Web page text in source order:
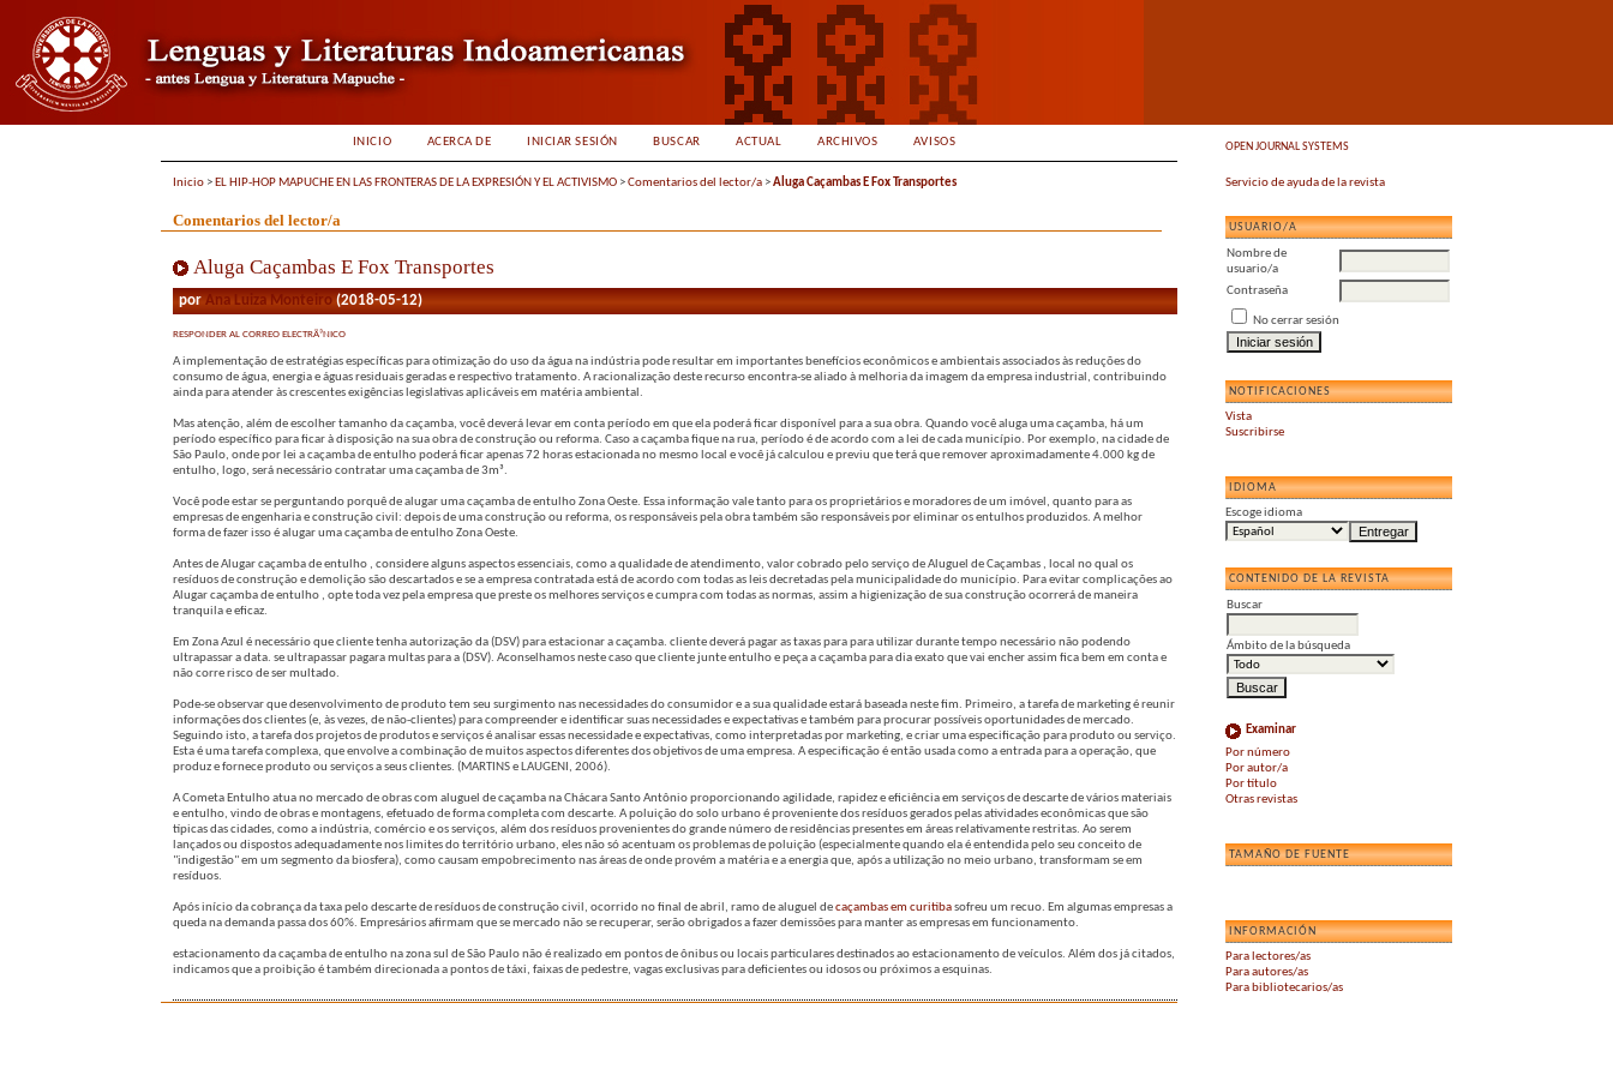
OPEN JOURNAL SYSTEMS
Servicio de ayuda de la revista
USUARIO/A
Nombre de
usuario/a
Contraseña
No cerrar sesión
NOTIFICACIONES
Vista
Suscribirse
IDIOMA
Escoge idioma
CONTENIDO DE LA REVISTA
Buscar
Ámbito de la búsqueda
Examinar
Por número
Por autor/a
Por título
Otras revistas
TAMAÑO DE FUENTE
INFORMACIÓN
Para lectores/as
Para autores/as
Para bibliotecarios/as
INICIO ACERCA DE INICIAR SESIÓN BUSCAR ACTUAL ARCHIVOS AVISOS
Inicio > EL HIP-HOP MAPUCHE EN LAS FRONTERAS DE LA EXPRESIÓN Y EL ACTIVISMO >Comentarios del lector/a >Aluga Caçambas E Fox Transportes
Comentarios del lector/a
Aluga Caçambas E Fox Transportes
porAna Luiza Monteiro(2018-05-12)
RESPONDER AL CORREO ELECTRÃ³NICO
A implementação de estratégias específicas para otimização do uso da água na indústria pode resultar em importantes benefícios econômicos e ambientais associados às reduções do
consumo de água, energia e águas residuais geradas e respectivo tratamento. A racionalização deste recurso encontra-se aliado à melhoria da imagem da empresa industrial, contribuindo
ainda para atender às crescentes exigências legislativas aplicáveis em matéria ambiental.
Mas atenção, além de escolher tamanho da caçamba, você deverá levar em conta período em que ela poderá ficar disponível para a sua obra. Quando você aluga uma caçamba, há um
período específico para ficar à disposição na sua obra de construção ou reforma. Caso a caçamba fique na rua, período é de acordo com a lei de cada município. Por exemplo, na cidade de
São Paulo, onde por lei a caçamba de entulho poderá ficar apenas 72 horas estacionada no mesmo local e você já calculou e previu que terá que remover aproximadamente 4.000 kg de
entulho, logo, será necessário contratar uma caçamba de 3m³.
Você pode estar se perguntando porquê de alugar uma caçamba de entulho Zona Oeste. Essa informação vale tanto para os proprietários e moradores de um imóvel, quanto para as
empresas de engenharia e construção civil: depois de uma construção ou reforma, os responsáveis pela obra também são responsáveis por eliminar os entulhos produzidos. A melhor
forma de fazer isso é alugar uma caçamba de entulho Zona Oeste.
Antes de Alugar caçamba de entulho , considere alguns aspectos essenciais, como a qualidade de atendimento, valor cobrado pelo serviço de Aluguel de Caçambas , local no qual os
resíduos de construção e demolição são descartados e se a empresa contratada está de acordo com todas as leis decretadas pela municipalidade do município. Para evitar complicações ao
Alugar caçamba de entulho , opte toda vez pela empresa que preste os melhores serviços e cumpra com todas as normas, assim a higienização de sua construção ocorrerá de maneira
tranquila e eficaz.
Em Zona Azul é necessário que cliente tenha autorização da (DSV) para estacionar a caçamba. cliente deverá pagar as taxas para para utilizar durante tempo necessário não podendo
ultrapassar a data. se ultrapassar pagara multas para a (DSV). Aconselhamos neste caso que cliente junte entulho e peça a caçamba para dia exato que vai encher assim fica bem em conta e
não corre risco de ser multado.
Pode-se observar que desenvolvimento de produto tem seu surgimento nas necessidades do consumidor e a sua qualidade estará baseada neste fim. Primeiro, a tarefa de marketing é reunir
informações dos clientes (e, às vezes, de não-clientes) para compreender e identificar suas necessidades e expectativas e também para procurar possíveis oportunidades de mercado.
Seguindo isto, a tarefa dos projetos de produtos e serviços é analisar essas necessidade e expectativas, como interpretadas por marketing, e criar uma especificação para produto ou serviço.
Esta é uma tarefa complexa, que envolve a combinação de muitos aspectos diferentes dos objetivos de uma empresa. A especificação é então usada como a entrada para a operação, que
produz e fornece produto ou serviços a seus clientes. (MARTINS e LAUGENI, 2006).
A Cometa Entulho atua no mercado de obras com aluguel de caçamba na Chácara Santo Antônio proporcionando agilidade, rapidez e eficiência em serviços de descarte de vários materiais
e entulho, vindo de obras e montagens, efetuado de forma completa com descarte. A poluição do solo urbano é proveniente dos resíduos gerados pelas atividades econômicas que são
típicas das cidades, como a indústria, comércio e os serviços, além dos resíduos provenientes do grande número de residências presentes em áreas relativamente restritas. Ao serem
lançados ou dispostos adequadamente nos limites do território urbano, eles não só acentuam os problemas de poluição (especialmente quando ela é entendida pelo seu conceito de
"indigestão" em um segmento da biosfera), como causam empobrecimento nas áreas de onde provém a matéria e a energia que, após a utilização no meio urbano, transformam se em
resíduos.
Após início da cobrança da taxa pelo descarte de resíduos de construção civil, ocorrido no final de abril, ramo de aluguel decaçambas em curitibasofreu um recuo. Em algumas empresas a
queda na demanda passa dos 60%. Empresários afirmam que se mercado não se recuperar, serão obrigados a fazer demissões para manter as empresas em funcionamento.
estacionamento da caçamba de entulho na zona sul de São Paulo não é realizado em pontos de ônibus ou locais particulares destinados ao estacionamento de veículos. Além dos já citados,
indicamos que a proibição é também direcionada a pontos de táxi, faixas de pedestre, vagas exclusivas para deficientes ou idosos ou próximos a esquinas.